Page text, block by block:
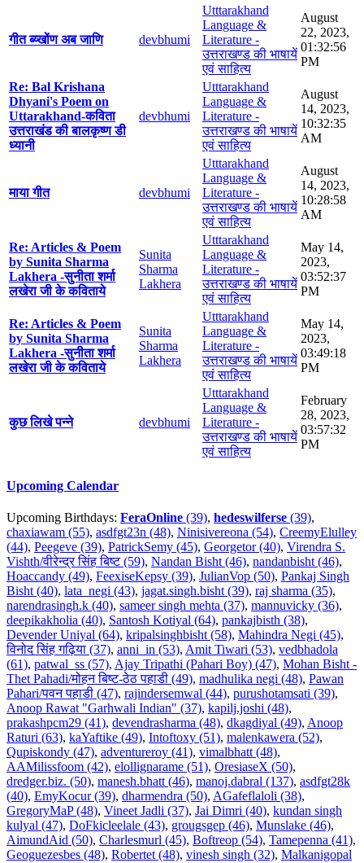
गीत ब्य्खोंण अब जाणि devbhumi
Utttarakhand
Language &
Literature -
उत्तराखण्ड की भाषायें
एवं साहित्य
August
22, 2023,
01:32:56
PM
Re: Bal Krishana
Dhyani's Poem on
Uttarakhand-कविता
उत्तराखंड की बालकृष्ण डी
ध्यानी
devbhumi
Utttarakhand
Language &
Literature -
उत्तराखण्ड की भाषायें
एवं साहित्य
August
14, 2023,
10:32:35
AM
माया गीत devbhumi
Utttarakhand
Language &
Literature -
उत्तराखण्ड की भाषायें
एवं साहित्य
August
14, 2023,
10:28:58
AM
Re: Articles & Poem
by Sunita Sharma
Lakhera -सुनीता शर्मा
लखेरा जी के कविताये
Sunita
Sharma
Lakhera
Utttarakhand
Language &
Literature -
उत्तराखण्ड की भाषायें
एवं साहित्य
May 14,
2023,
03:52:37
PM
Re: Articles & Poem
by Sunita Sharma
Lakhera -सुनीता शर्मा
लखेरा जी के कविताये
Sunita
Sharma
Lakhera
Utttarakhand
Language &
Literature -
उत्तराखण्ड की भाषायें
एवं साहित्य
May 14,
2023,
03:49:18
PM
कुछ लिखे पन्ने devbhumi
Utttarakhand
Language &
Literature -
उत्तराखण्ड की भाषायें
एवं साहित्य
February
28, 2023,
03:57:32
PM
Upcoming Calendar
Upcoming Birthdays: FeraOnline (39), hedeswilferse (39),
chaxiawam (55), asdfgt23n (48), Ninisivereona (54), CreemyElulley
(44), Peegeve (39), PatrickSemy (45), Georgetor (40), Virendra S.
Vishth/वीरेन्द्र सिंह बिष्ट (59), Nandan Bisht (46), nandanbisht (46),
Hoaccandy (49), FeexiseKepsy (39), JulianVop (50), Pankaj Singh
Bisht (40), lata_negi (43), jagat.singh.bisht (39), raj sharma (35),
narendrasingh.k (40), sameer singh mehta (37), mannuvicky (36),
deepikakholia (40), Santosh Kotiyal (64), pankajbisth (38),
Devender Uniyal (64), kripalsinghbisht (58), Mahindra Negi (45),
विनोद सिंह गढ़िया (37), anni_in (53), Amit Tiwari (53), vedbhadola
(61), patwal_ss (57), Ajay Tripathi (Pahari Boy) (47), Mohan Bisht -
Thet Pahadi/मोहन बिष्ट-ठेठ पहाडी (49), madhulika negi (48), Pawan
Pahari/पवन पहाडी (47), rajindersemwal (44), purushotamsati (39),
Anoop Rawat "Garhwali Indian" (37), kapilj.joshi (48),
prakashpcm29 (41), devendrasharma (48), dkagdiyal (49), Anoop
Raturi (63), kaYaftike (49), Intoftoxy (51), malenkawera (52),
Qupiskondy (47), adventureroy (41), vimalbhatt (48),
AAMilissfoom (42), elollignarame (51), OresiaseX (50),
dredger.biz. (50), manesh.bhatt (46), manoj.dabral (137), asdfgt28k
(40), EmyKocur (39), dharmendra (50), AGafeflaloli (38),
GregoryMaP (48), Vineet Jadli (37), Jai Dimri (40), kundan singh
kulyal (47), DoFkicleelale (43), grougsgep (46), Munslake (46),
AimundAid (50), Charlesmurl (45), Boftreop (54), Tamepenna (41),
Geoguezesbes (48), Robertet (48), vinesh singh (32), Malkanigopal